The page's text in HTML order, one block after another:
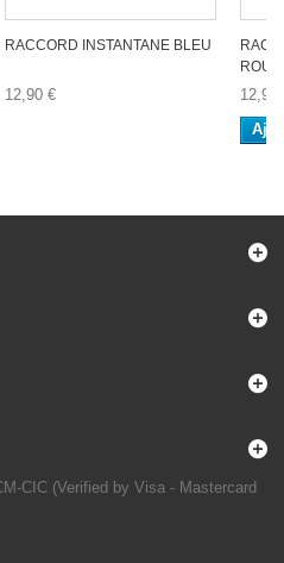
RACCORD INSTANTANE BLEU
12,90 €
12,90
CIC (Verified by Visa - Mastercard